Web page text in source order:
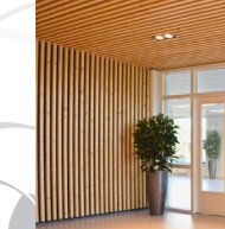
Larger
Image